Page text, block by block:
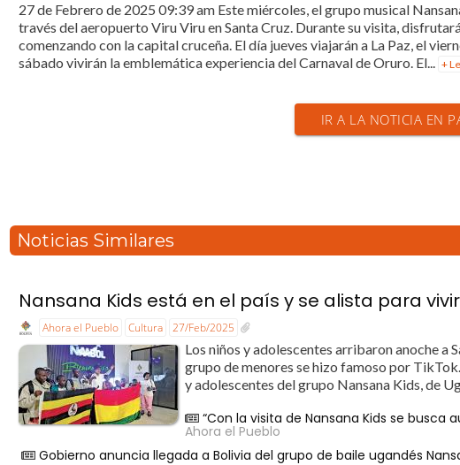
27 de Febrero de 2025 09:39 am Este miércoles, el grupo musical
través del aeropuerto Viru Viru en Santa Cruz. Durante su visita,
comenzando con la capital cruceña. El día jueves viajarán a La Paz, el
sábado vivirán la emblemática experiencia del Carnaval de Oruro. El... +
IR A LA NOTICIA EN
Noticias Similares
Nansana Kids está en el país y se alista para
Ahora el Pueblo Cultura 27/Feb/2025
Los niños y adolescentes arribaron anoche a
grupo de menores se hizo famoso por
y adolescentes del grupo Nansana Kids, de
“Con la visita de Nansana Kids se busca
Ahora el Pueblo
Gobierno anuncia llegada a Bolivia del grupo de baile ugandés